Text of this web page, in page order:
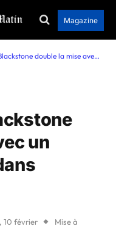
Magazine
la mise avec un Investissement dans Anthropic 2026
un
10 février Mise à